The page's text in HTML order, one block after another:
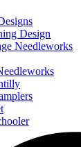
Design
Needleworks